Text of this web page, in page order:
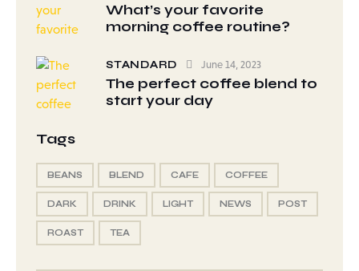
What’s your favorite
morning coffee routine?
STANDARD June 14, 2023
The perfect coffee blend to
start your day
Tags
BEANS BLEND CAFE COFFEE
DARK DRINK LIGHT NEWS POST
ROAST TEA